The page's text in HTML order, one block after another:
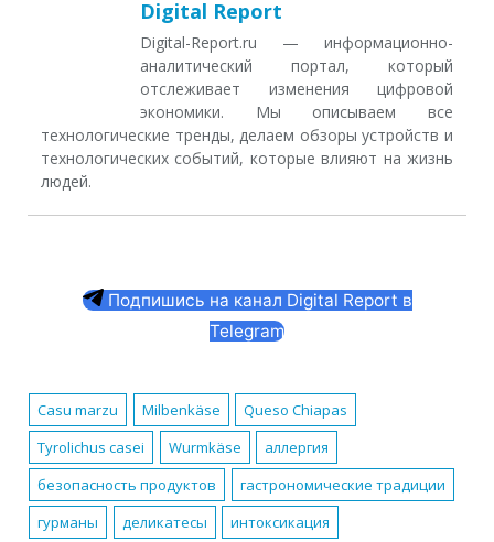
Digital Report
Digital-Report.ru — информационно-
аналитический портал, который
отслеживает изменения цифровой
экономики. Мы описываем все
технологические тренды, делаем обзоры устройств и
технологических событий, которые влияют на жизнь
людей.
Подпишись на канал Digital Report в
Telegram
Casu marzu Milbenkäse
Queso Chiapas
Tyrolichus casei
Wurmkäse
аллергия
безопасность продуктов
гастрономические традиции
гурманы
деликатесы
интоксикация